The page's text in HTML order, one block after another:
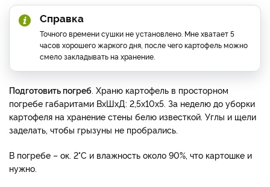
Справка
Точного времени сушки не установлено. Мне хватает 5
часов хорошего жаркого дня, после чего картофель можно
смело закладывать на хранение.
Подготовить погреб. Храню картофель в просторном
погребе габаритами ВхШхД: 2,5х10х5. За неделю до уборки
картофеля на хранение стены белю известкой. Углы и щели
заделать, чтобы грызуны не пробрались.
В погребе – ок. 2°C и влажность около 90%, что картошке и
нужно.